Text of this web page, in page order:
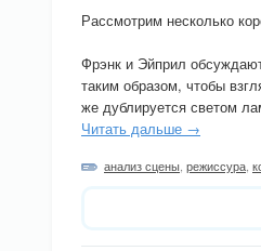
Рассмотрим несколько
Фрэнк и Эйприл
таким образом, чтобы
же дублируется светом
Читать дальше →
анализ сцены режиссура